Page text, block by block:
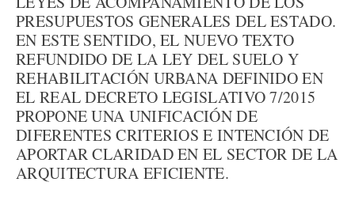
PRESUPUESTOS GENERALES DEL ESTADO.
EN ESTE SENTIDO, EL NUEVO TEXTO
REFUNDIDO DE LA LEY DEL SUELO Y
REHABILITACIÓN URBANA DEFINIDO EN
EL REAL DECRETO LEGISLATIVO 7/2015
PROPONE UNA UNIFICACIÓN DE
DIFERENTES CRITERIOS E INTENCIÓN DE
APORTAR CLARIDAD EN EL SECTOR DE LA
ARQUITECTURA EFICIENTE.